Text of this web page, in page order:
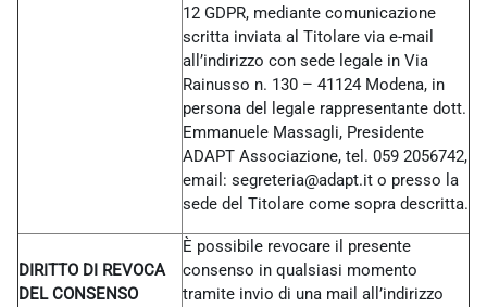
12 GDPR, mediante comunicazione
scritta inviata al Titolare via e-mail
all’indirizzo con sede legale in Via
Rainusso n. 130 – 41124 Modena, in
persona del legale rappresentante dott.
Emmanuele Massagli, Presidente
ADAPT Associazione, tel. 059 2056742,
email: segreteria@adapt.it o presso la
sede del Titolare come sopra descritta.
DIRITTO DI REVOCA
DEL CONSENSO
È possibile revocare il presente
consenso in qualsiasi momento
tramite invio di una mail all’indirizzo